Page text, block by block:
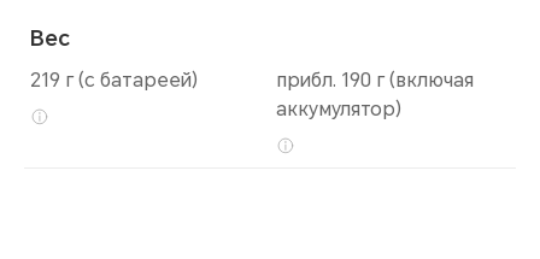
Вес
219 г (с батареей)
прибл. 190 г (включая
аккумулятор)